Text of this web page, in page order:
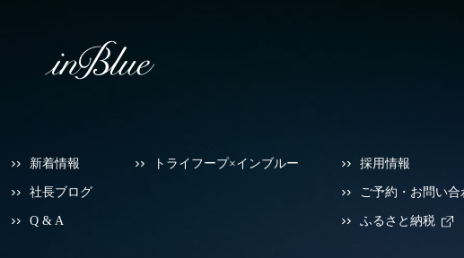
新着情報
社長ブログ
Q & A
トライフープ×インブルー 採用情報
ご予約・お問い合
ふるさと納税